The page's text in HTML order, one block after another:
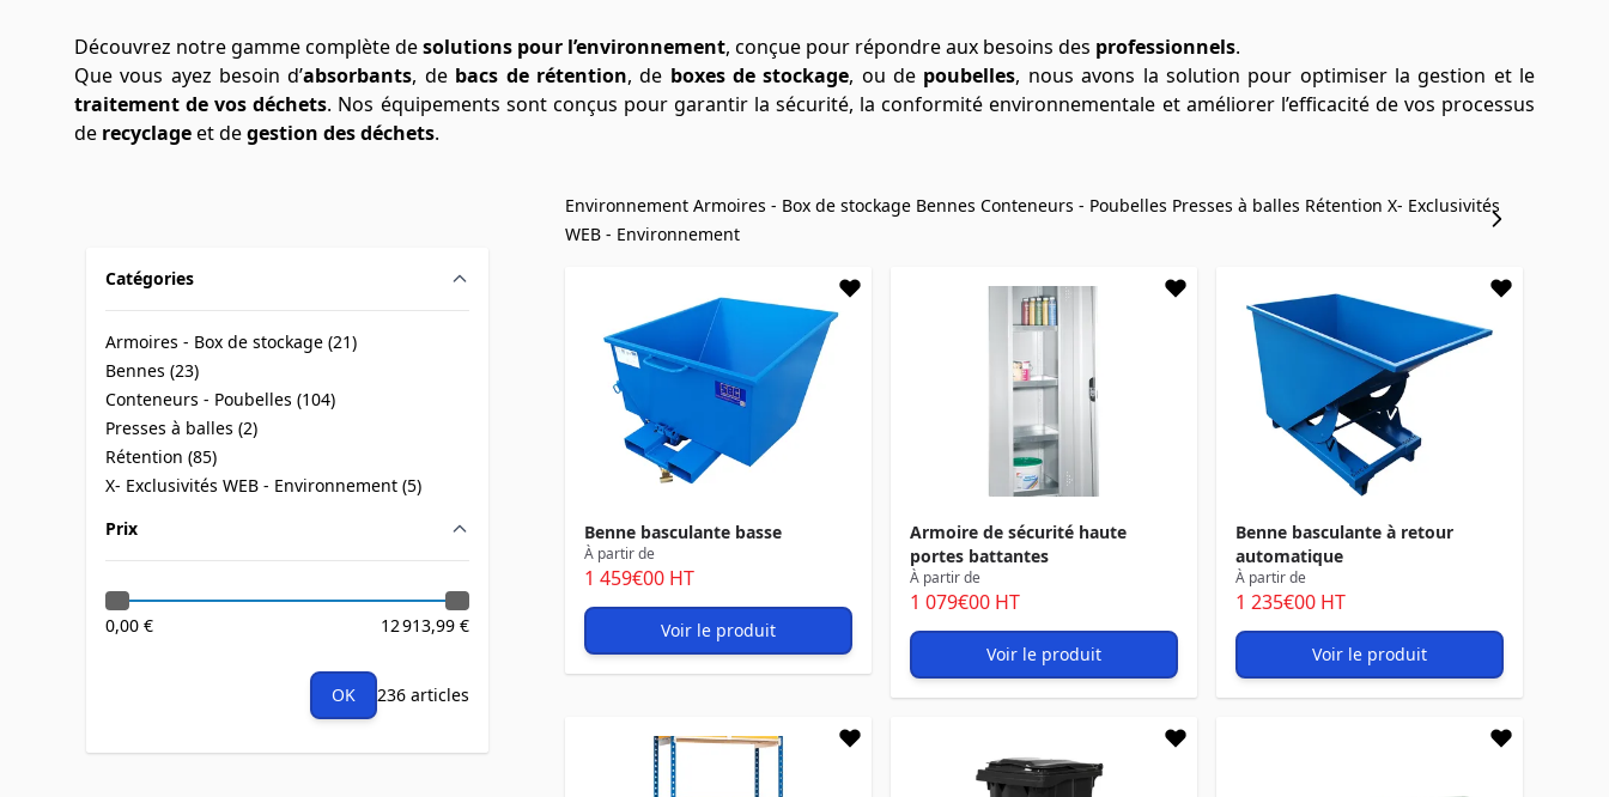
Découvrez notre gamme complète desolutions pour l’environnement, conçue pour répondre aux besoins des professionnels.
Que vous ayez besoin d’absorbants, de bacs de rétention, de boxes de stockage, ou de poubelles, nous avons la solution pour optimiser la gestion et le
traitement de vos déchets. Nos équipements sont conçus pour garantir la sécurité, la conformité environnementale et améliorer l’efficacité de vos processus
de recyclageet degestion des déchets.
Catégories
Armoires - Box de stockage (21
products available
)
Bennes (23
products available
)
Conteneurs - Poubelles (104
products available
)
Presses à balles (2
products available)
Rétention (85
products available
)
X- Exclusivités WEB - Environnement (5
products available
)
Prix
0,00 € 12 913,99 €
OK 236 articles
Environnement Armoires - Box de stockage Bennes Conteneurs - Poubelles Presses à balles Rétention X- Exclusivités
WEB - Environnement
Benne basculante basse
À partir de
1 459€00 HT
Voir le produit
Armoire de sécurité haute
portes battantes
À partir de
1 079€00 HT
Voir le produit
Benne basculante à retour
automatique
À partir de
1 235€00 HT
Voir le produit